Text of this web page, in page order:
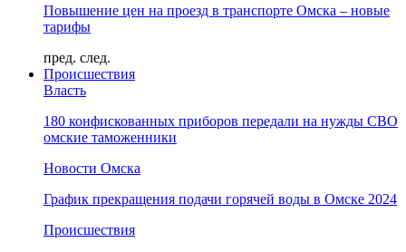
Повышение цен на проезд в транспорте Омска – новые
тарифы
пред. след.
Происшествия
Власть
180 конфискованных приборов передали на нужды СВО
омские таможенники
Новости Омска
График прекращения подачи горячей воды в Омске 2024
Происшествия